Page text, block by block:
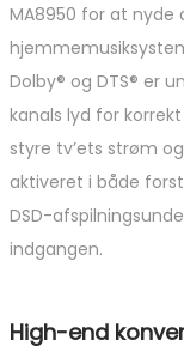
MA8950 for at nyde
Dolby® og DTS® er
kanals lyd for
styre tv’ets strøm
aktiveret i både
DSD-
indgangen.
High-end